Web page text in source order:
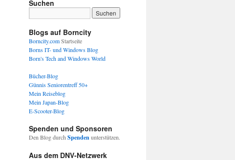
Suchen
Blogs auf Borncity
Borncity.comStartseite
Borns IT- und Windows Blog
Born's Tech and Windows World
Bücher-Blog
Günnis Seniorentreff 50+
Mein Reiseblog
Mein Japan-Blog
E-Scooter-Blog
Spenden und Sponsoren
Den Blog durch Spendenunterstützen.
Aus dem DNV-Netzwerk